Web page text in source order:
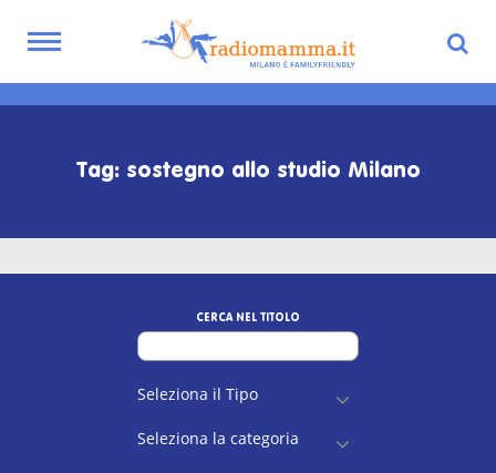
Toggle
Tag: sostegno allo studio Milano
CERCA NEL TITOLO